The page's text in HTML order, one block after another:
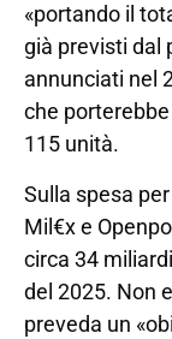
«portando il
già previsti dal
annunciati nel
che
115 unità.
Sulla spesa
Mil€x e
circa 34
del 2025. Non
preveda un